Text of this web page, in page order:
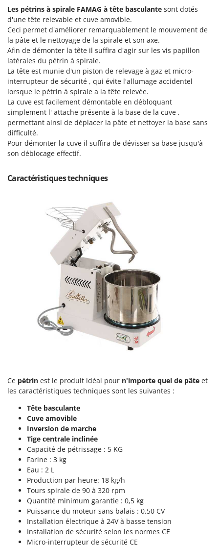
Tondeuses débroussailleuses thermiques
Trancheuses
Trancheuses de sol
Transpalettes
Treuils de débardage
Tronçonneuses
V
Vêtements de Sécurité
Vibroculteurs à tracteur
Lampacrescia - MGM
Landxcape
LAR Casalinghi
Lavor
Linea VZ
Lisam
Lotusgrill
M
M.A.I.BO.
Macom
Macte Ovens
MAMMAMIA
Marina Systems
Mastercook
Masterpro
McCulloch
Mille
Minox
MOVA
MTD
New O.M.R.A.
Nilfisk
Ninja
Novatec
Novital
NuAir
NuovaFac
Les pétrins à spirale FAMAG à tête basculante sont dotés
d'une tête relevable et cuve amovible.
Ceci permet d'améliorer remarquablement le mouvement de
la pâte et le nettoyage de la spirale et son axe.
Afin de démonter la tête il suffira d'agir sur les vis papillon
latérales du pétrin à spirale.
La tête est munie d'un piston de relevage à gaz et micro-
interrupteur de sécurité , qui évite l'allumage accidentel
lorsque le pétrin à spirale a la tête relevée.
La cuve est facilement démontable en débloquant
simplement l' attache présente à la base de la cuve ,
permettant ainsi de déplacer la pâte et nettoyer la base sans
difficulté.
Pour démonter la cuve il suffira de dévisser sa base jusqu'à
son déblocage effectif.
Caractéristiques techniques
Ce pétrin est le produit idéal pour n'importe quel de pâte et
les caractéristiques techniques sont les suivantes :
Tête basculante
Cuve amovible
Inversion de marche
Tige centrale inclinée
Capacité de pétrissage : 5 KG
Farine : 3 kg
Eau : 2 L
Production par heure: 18 kg/h
Tours spirale de 90 à 320 rpm
Quantité minimum garantie : 0,5 kg
Puissance du moteur sans balais : 0.50 CV
Installation électrique à 24V à basse tension
Installation de sécurité selon les normes CE
Micro-interrupteur de sécurité CE